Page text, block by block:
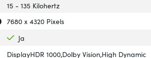
15 - 135 Kilohertz
Uitleg over 'Resolutie'
Verberg uitleg over 'Resolutie'
7680 x 4320 Pixels
Ja
DisplayHDR 1000,Dolby Vision,High Dynamic